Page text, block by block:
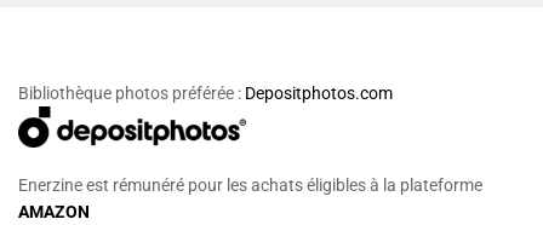
Bibliothèque photos préférée : Depositphotos.com
Enerzine est rémunéré pour les achats éligibles à la plateforme
AMAZON